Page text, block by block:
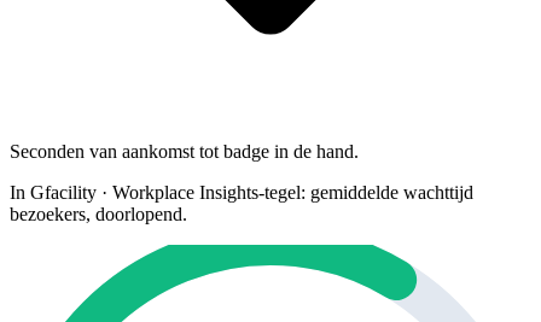
Seconden van aankomst tot badge in de hand.
In Gfacility · Workplace Insights-tegel: gemiddelde wachttijd
bezoekers, doorlopend.